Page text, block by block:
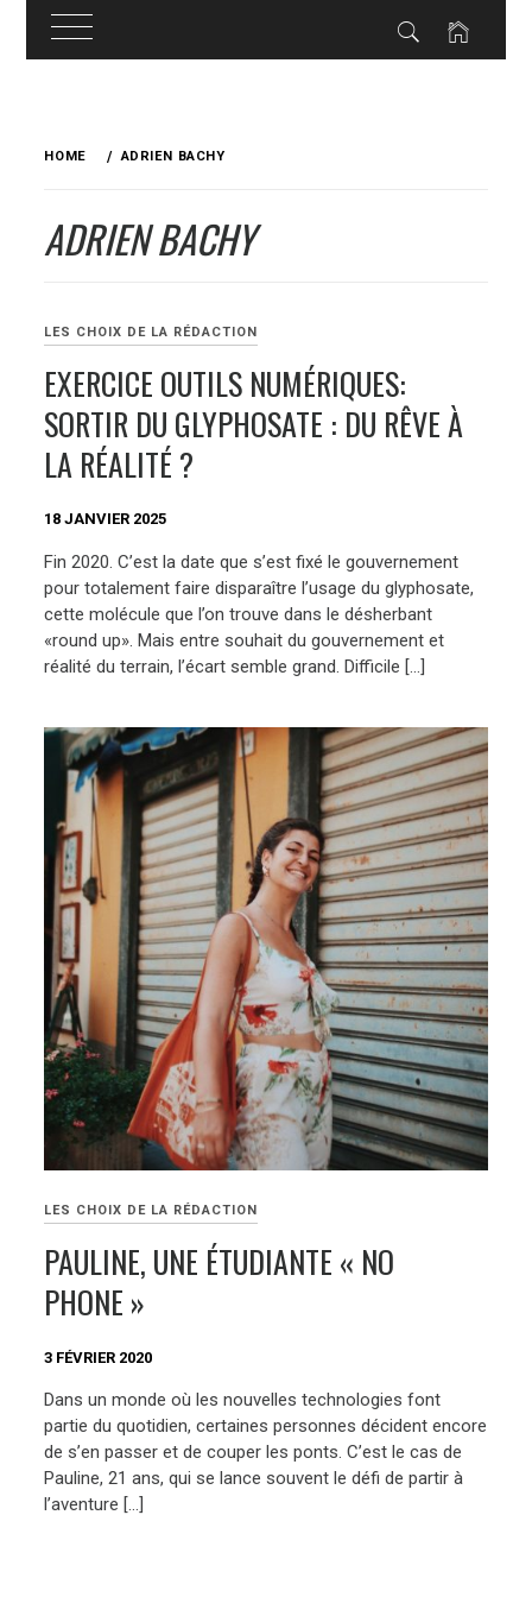
HOME ADRIEN BACHY
ADRIEN BACHY
LES CHOIX DE LA RÉDACTION
EXERCICE OUTILS NUMÉRIQUES:
SORTIR DU GLYPHOSATE : DU RÊVE À
LA RÉALITÉ ?
18 JANVIER 2025
Fin 2020. C’est la date que s’est fixé le gouvernement
pour totalement faire disparaître l’usage du glyphosate,
cette molécule que l’on trouve dans le désherbant
«round up». Mais entre souhait du gouvernement et
réalité du terrain, l’écart semble grand. Difficile […]
LES CHOIX DE LA RÉDACTION
PAULINE, UNE ÉTUDIANTE « NO
PHONE »
3 FÉVRIER 2020
Dans un monde où les nouvelles technologies font
partie du quotidien, certaines personnes décident encore
de s’en passer et de couper les ponts. C’est le cas de
Pauline, 21 ans, qui se lance souvent le défi de partir à
l’aventure […]